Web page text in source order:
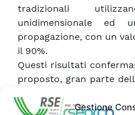
Gestione
tradizionali
unidimensionale ed
propagazione, con un
il 90%.
Questi risultati
proposto, gran parte
allagabile. Un valore